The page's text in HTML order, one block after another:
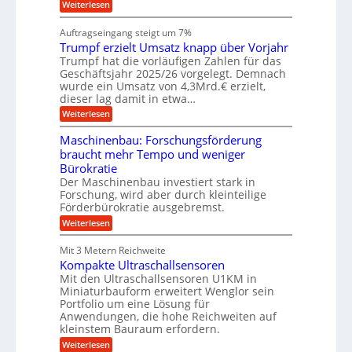
n
n
b
a
u
l
a
u
f
i
e
e
n
f
ü
h
r
u
n
g
e
n
B
S
C
L
w
e
i
t
e
e
n
t
w
i
c
k
e
Weiterlesen:
W
r
t
u
n
g
s
f
r
e
e
s
H
y
b
r
i
d
-
u
g
e
l
l
a
g
e
r
Auftragseingang steigt um 7%
Trumpf erzielt Umsatz knapp über Vorjahr
Trumpf hat die vorläufigen Zahlen für das
Geschäftsjahr 2025/26 vorgelegt. Demnach
wurde ein Umsatz von 4,3Mrd.€ erzielt,
dieser lag damit in etwa…
Weiterlesen:
T
u
m
p
f
e
r
z
i
e
t
U
m
s
a
t
z
k
n
Maschinenbau: Forschungsförderung
braucht mehr Tempo und weniger
Bürokratie
Der Maschinenbau investiert stark in
Forschung, wird aber durch kleinteilige
Förderbürokratie ausgebremst.
Weiterlesen:
M
s
c
h
i
n
e
n
b
a
Mit 3 Metern Reichweite
Kompakte Ultraschallsensoren
Mit den Ultraschallsensoren U1KM in
Miniaturbauform erweitert Wenglor sein
Portfolio um eine Lösung für
Anwendungen, die hohe Reichweiten auf
kleinstem Bauraum erfordern.
Weiterlesen: